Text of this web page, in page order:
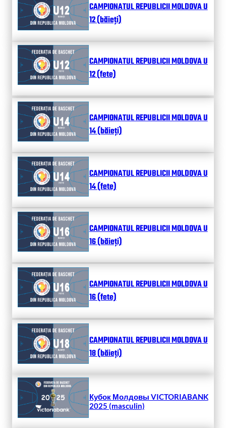
CAMPIONATUL REPUBLICII MOLDOVA U
12 (băieți)
CAMPIONATUL REPUBLICII MOLDOVA U
12 (fete)
CAMPIONATUL REPUBLICII MOLDOVA U
14 (băieți)
CAMPIONATUL REPUBLICII MOLDOVA U
14 (fete)
CAMPIONATUL REPUBLICII MOLDOVA U
16 (băieți)
CAMPIONATUL REPUBLICII MOLDOVA U
16 (fete)
CAMPIONATUL REPUBLICII MOLDOVA U
18 (băieți)
Кубок Молдовы VICTORIABANK
2025 (masculin)